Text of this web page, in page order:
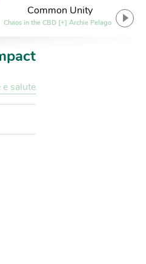
Common Unity
Chaos in the CBD [+] Archie Pelago
e salute